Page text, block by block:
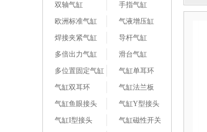
双轴气缸
手指气缸
欧洲标准气缸
气液增压缸
焊接夹紧气缸
导杆气缸
多倍出力气缸
滑台气缸
多位置固定气缸
气缸单耳环
气缸双耳环
气缸法兰板
气缸鱼眼接头
气缸Y型接头
气缸I型接头
气缸磁性开关